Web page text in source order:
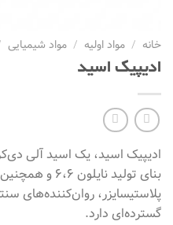
خانه / مواد اولیه / مواد شیمیایی
ادیپیک اسید
ادیپیک اسید، یک اسید آلی
بنای تولید
پلاستیسایزر، روان‌کننده‌های
گسترده‌ای دارد.